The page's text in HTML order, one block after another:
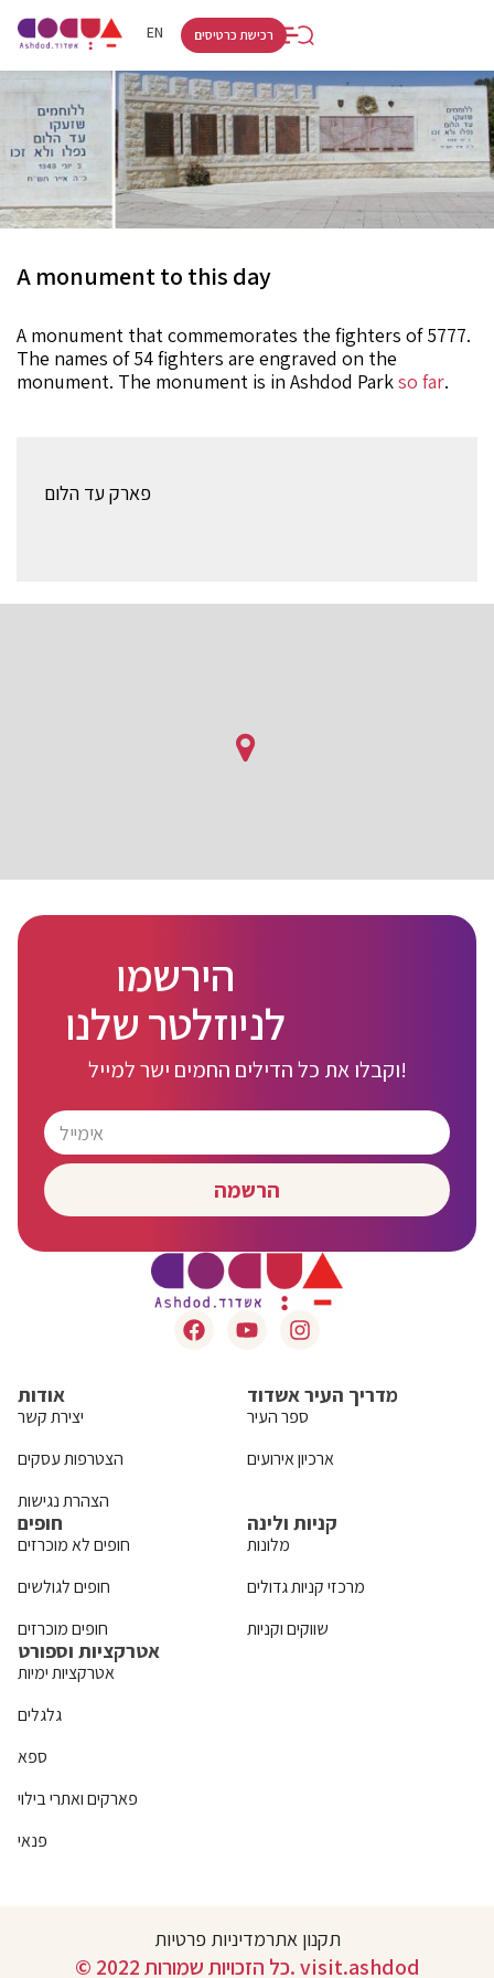
EN
HE
רכישת כרטיסים
A monument to this day
A monument that commemorates the fighters of 5777.
The names of 54 fighters are engraved on the
monument. The monument is in Ashdod Parkso far.
פארק עד הלום
הירשמו
לניוזלטר שלנו
וקבלו את כל הדילים החמים ישר למייל!
הרשמה
אודות
יצירת קשר
הצטרפות עסקים
הצהרת נגישות
מדריך העיר אשדוד
ספר העיר
ארכיון אירועים
חופים
חופים לא מוכרזים
חופים לגולשים
חופים מוכרזים
קניות ולינה
מלונות
מרכזי קניות גדולים
שווקים וקניות
אטרקציות וספורט
אטרקציות ימיות
גלגלים
ספא
פארקים ואתרי בילוי
פנאי
מדיניות פרטיותתקנון אתר
© 2022 כל הזכויות שמורות. visit.ashdod